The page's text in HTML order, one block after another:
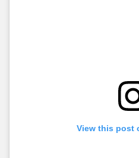
View this post